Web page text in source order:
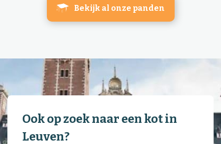
Bekijk al onze panden
Ook op zoek naar een kot in
Leuven?